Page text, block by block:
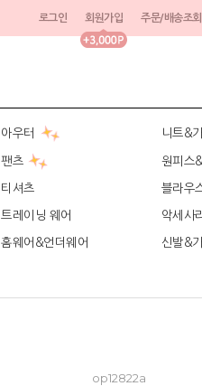
로그인 회원가입 주문/배송조회
아우터 니트&
팬츠 원피스
티셔츠 블라우
트레이닝 웨어 악세사
홈웨어&언더웨어 신발&
op12822a